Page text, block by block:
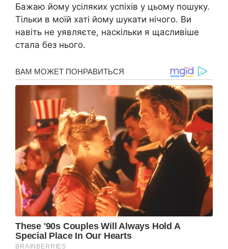
Бажаю йому усіляких успіхів у цьому пошуку.
Тільки в моїй хаті йому шукати нічого. Ви
навіть не уявляєте, наскільки я щасливіше
стала без нього.